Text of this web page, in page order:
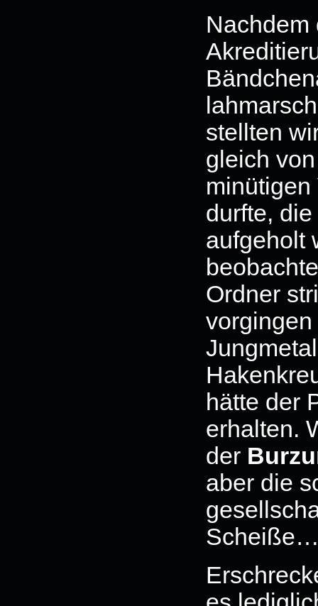
Nachdem
stellten
gleich
durfte,
aufgeholt
Ordner
hätte der
erhalten.
der
aber die